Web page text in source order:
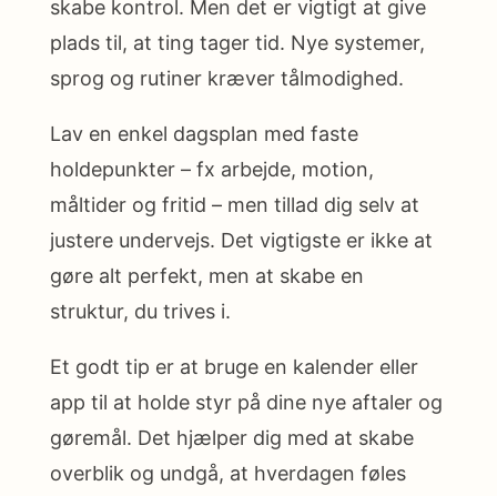
skabe kontrol. Men det er vigtigt at give
plads til, at ting tager tid. Nye systemer,
sprog og rutiner kræver tålmodighed.
Lav en enkel dagsplan med faste
holdepunkter – fx arbejde, motion,
måltider og fritid – men tillad dig selv at
justere undervejs. Det vigtigste er ikke at
gøre alt perfekt, men at skabe en
struktur, du trives i.
Et godt tip er at bruge en kalender eller
app til at holde styr på dine nye aftaler og
gøremål. Det hjælper dig med at skabe
overblik og undgå, at hverdagen føles